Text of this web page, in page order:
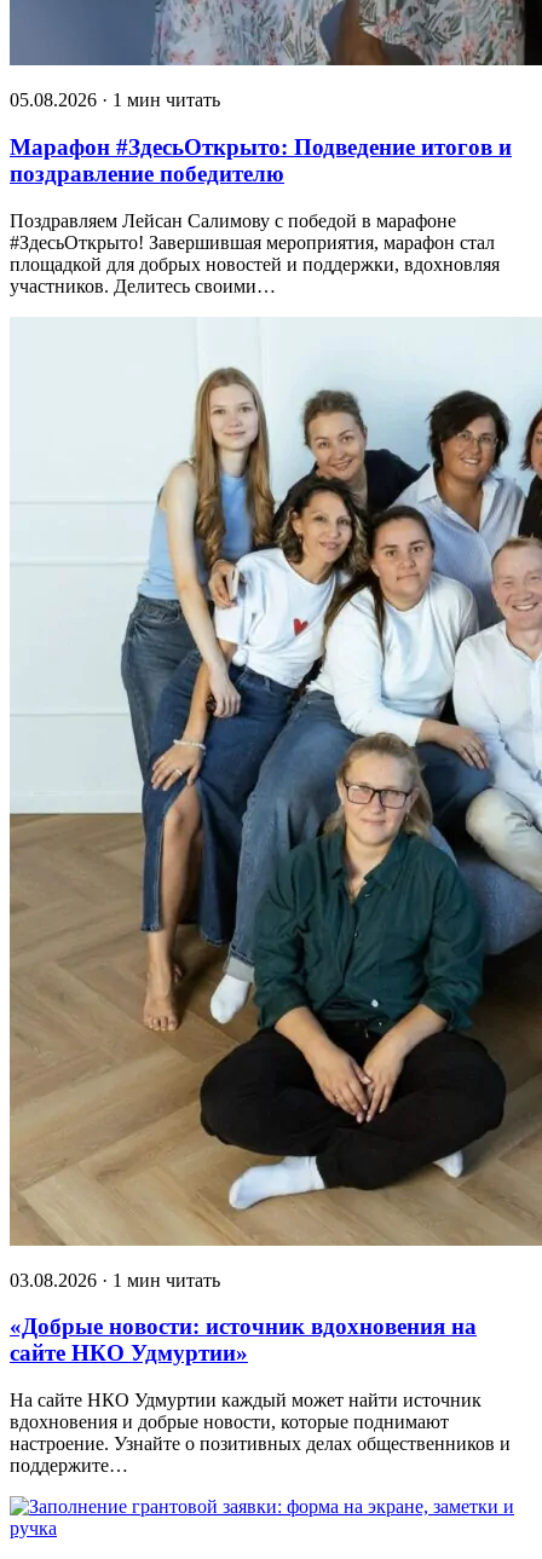
05.08.2026 · 1 мин читать
Марафон #ЗдесьОткрыто: Подведение итогов и
поздравление победителю
Поздравляем Лейсан Салимову с победой в марафоне
#ЗдесьОткрыто! Завершившая мероприятия, марафон стал
площадкой для добрых новостей и поддержки, вдохновляя
участников. Делитесь своими…
03.08.2026 · 1 мин читать
«Добрые новости: источник вдохновения на
сайте НКО Удмуртии»
На сайте НКО Удмуртии каждый может найти источник
вдохновения и добрые новости, которые поднимают
настроение. Узнайте о позитивных делах общественников и
поддержите…